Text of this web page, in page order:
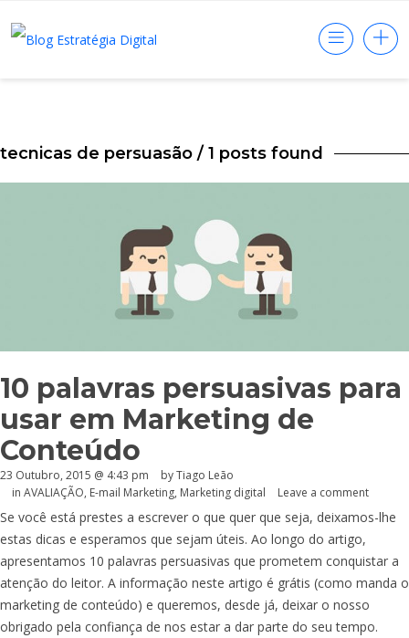
tecnicas de persuasão / 1 posts found
10 palavras persuasivas para
usar em Marketing de
Conteúdo
23 Outubro, 2015 @ 4:43 pm
by Tiago Leão
in AVALIAÇÃO, E-mail Marketing, Marketing digital Leave a comment
Se você está prestes a escrever o que quer que seja, deixamos-lhe
estas dicas e esperamos que sejam úteis. Ao longo do artigo,
apresentamos 10 palavras persuasivas que prometem conquistar a
atenção do leitor. A informação neste artigo é grátis (como manda o
marketing de conteúdo) e queremos, desde já, deixar o nosso
obrigado pela confiança de nos estar a dar parte do seu tempo.